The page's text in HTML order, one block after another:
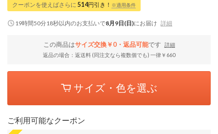
クーポンを使えばさらに 514円引き！ ※適用条件
19時間50分18秒以内のお支払いで8月9日(日)にお届け 詳細
この商品はサイズ交換￥0・返品可能です
詳細
返品の場合：返送料 (同注文なら複数個でも) 一律￥660
サイズ・色を選ぶ
ご利用可能なクーポン